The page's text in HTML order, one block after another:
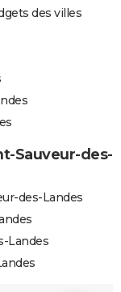
des villes
Sauveur-des-
des-Landes
Landes